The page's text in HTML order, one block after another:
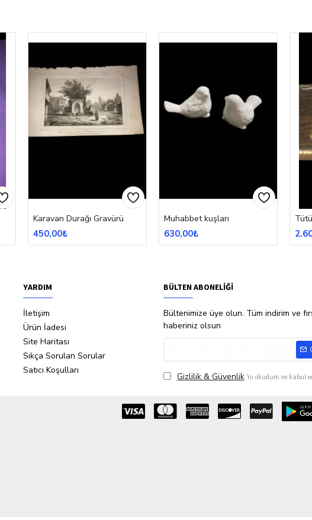
Karavan Durağı Gravürü
450,00₺
Muhabbet kuşları
630,00₺
YARDIM
İletişim
Ürün İadesi
Site Haritası
Sıkça Sorulan Sorular
Satıcı Koşulları
BÜLTEN ABONELİĞİ
Bültenimize üye olun. Tüm indirim ve
haberiniz olsun
Gizlilik & Güvenlik 'ni okudum ve kabul